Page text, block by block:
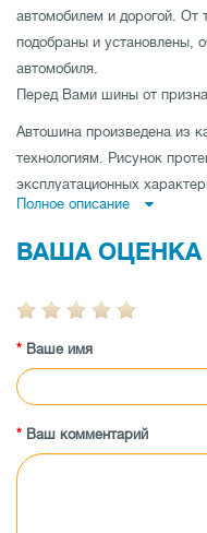
автомобилем и дорогой. От
подобраны и установлены,
автомобиля.
Перед Вами шины от
Автошина произведена из
технологиям. Рисунок
эксплуатационных
высокое сопротивление
дороге по прямой и
протестирована
нагрузки и скорости.
Заказывайте покрышки
XL по низкой цене в
Полное описание
ВАША ОЦЕНКА
Ваше имя
Ваш комментарий